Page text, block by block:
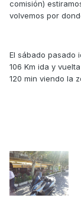
comisión)
volvemos por
El sábado pasado
106 Km ida y
120 min viendo la